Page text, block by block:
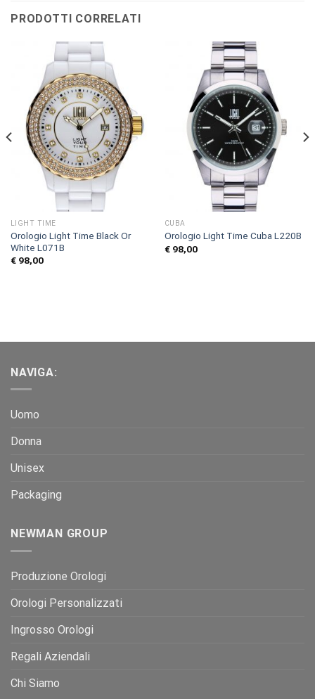
PRODOTTI CORRELATI
LIGHT TIME
Orologio Light Time Black Or
White L071B
€98,00
CUBA
Orologio Light Time Cuba L220B
€98,00
NAVIGA:
Uomo
Donna
Unisex
Packaging
NEWMAN GROUP
Produzione Orologi
Orologi Personalizzati
Ingrosso Orologi
Regali Aziendali
Chi Siamo